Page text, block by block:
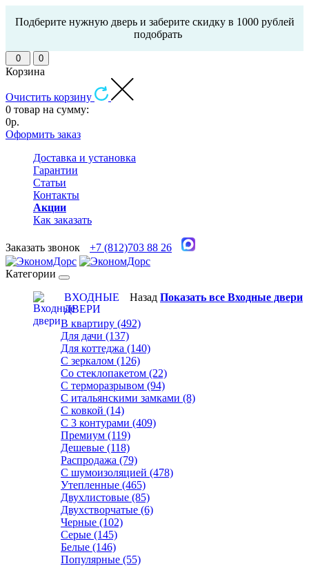
Подберите нужную дверь и заберите скидку в 1000 рублей
подобрать
0 0
Корзина
Очистить корзину
0 товар на сумму:
0р.
Оформить заказ
Доставка и установка
Гарантии
Статьи
Контакты
Акции
Как заказать
Заказать звонок +7 (812)703 88 26
Категории
ВХОДНЫЕ
ДВЕРИ
Назад Показать все Входные двери
В квартиру (492)
Для дачи (137)
Для коттеджа (140)
С зеркалом (126)
Со стеклопакетом (22)
С терморазрывом (94)
С итальянскими замками (8)
С ковкой (14)
С 3 контурами (409)
Премиум (119)
Дешевые (118)
Распродажа (79)
С шумоизоляцией (478)
Утепленные (465)
Двухлистовые (85)
Двухстворчатые (6)
Черные (102)
Серые (145)
Белые (146)
Популярные (55)